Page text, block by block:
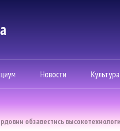
Новости Культура
обзавестись